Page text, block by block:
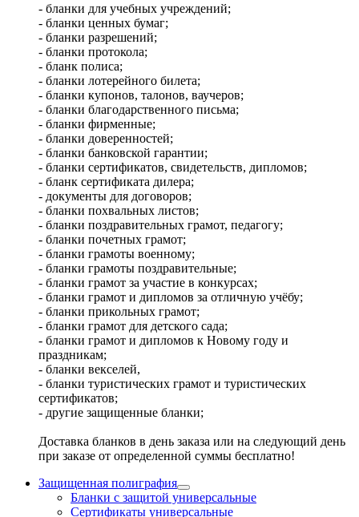
- бланки для учебных учреждений;
- бланки ценных бумаг;
- бланки разрешений;
- бланки протокола;
- бланк полиса;
- бланки лотерейного билета;
- бланки купонов, талонов, ваучеров;
- бланки благодарственного письма;
- бланки фирменные;
- бланки доверенностей;
- бланки банковской гарантии;
- бланки сертификатов, свидетельств, дипломов;
- бланк сертификата дилера;
- документы для договоров;
- бланки похвальных листов;
- бланки поздравительных грамот, педагогу;
- бланки почетных грамот;
- бланки грамоты военному;
- бланки грамоты поздравительные;
- бланки грамот за участие в конкурсах;
- бланки грамот и дипломов за отличную учёбу;
- бланки прикольных грамот;
- бланки грамот для детского сада;
- бланки грамот и дипломов к Новому году и
праздникам;
- бланки векселей,
- бланки туристических грамот и туристических
сертификатов;
- другие защищенные бланки;
Доставка бланков в день заказа или на следующий день
при заказе от определенной суммы бесплатно!
Защищенная полиграфия
Бланки с защитой универсальные
Сертификаты универсальные